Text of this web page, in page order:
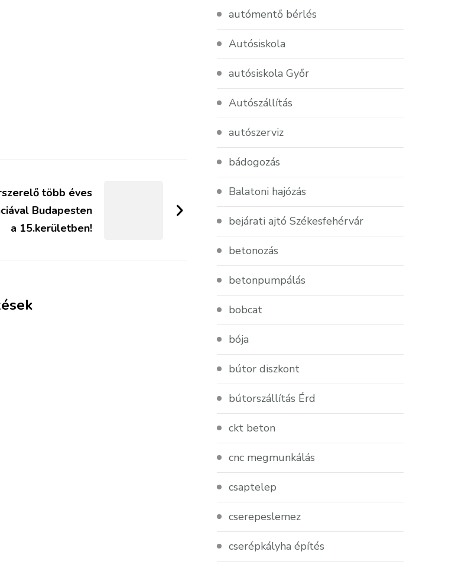
több éves
Budapesten
a 15.kerületben!
autómentő bérlés
Autósiskola
autósiskola Győr
Autószállítás
autószerviz
bádogozás
Balatoni hajózás
bejárati ajtó Székesfehérvár
betonozás
betonpumpálás
bobcat
bója
bútor diszkont
bútorszállítás Érd
ckt beton
cnc megmunkálás
csaptelep
cserepeslemez
cserépkályha építés